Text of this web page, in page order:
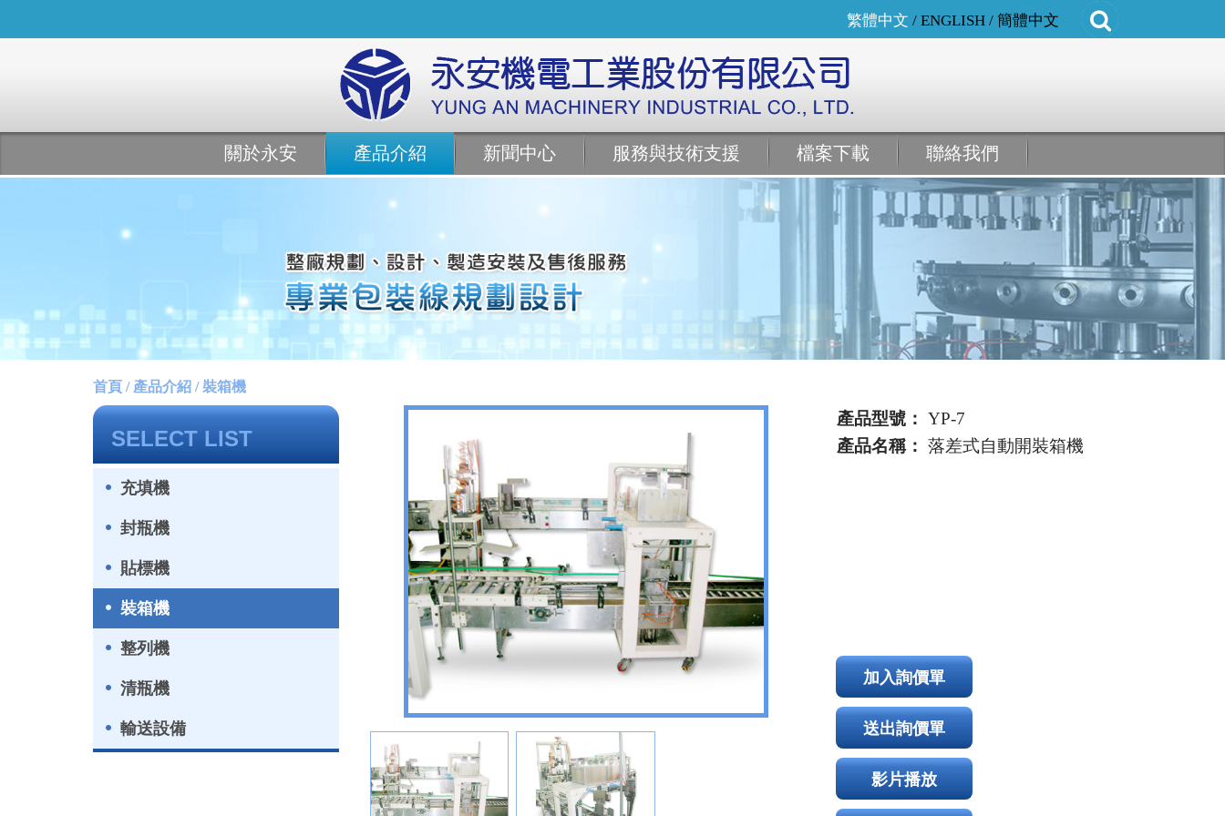
繁體中文 / ENGLISH / 簡體中文
關於永安 產品介紹 新聞中心 服務與技術支援 檔案下載 聯絡我們
首頁 / 產品介紹 / 裝箱機
SELECT LIST
充填機
封瓶機
貼標機
裝箱機
整列機
清瓶機
輸送設備
產品型號： YP-7
產品名稱： 落差式自動開裝箱機
加入詢價單
送出詢價單
影片播放